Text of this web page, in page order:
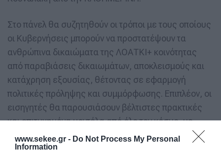
www.sekee.gr - Do Not Process My Personal
Information
Στο πάνελ θα συζητηθούν οι τρόποι με τους οποίους
οι Κυβερνήσεις μπορούν να προστατέψουν τα
ανθρώπινα δικαιώματα της ΛΟΑΤΚΙ+ κοινότητας
από παραβιάσεις δικαιωμάτων, αποκλεισμούς και
κατάχρηση εξουσίας, θέτοντας σε εφαρμογή
πολιτικές πρόληψης και συμμόρφωσης. Επιπλέον, οι
εισηγητές θα παρουσιάσουν βέλτιστες πρακτικές
και επιτυχημένα μοντέλα από όλο τον κόσμο, με
στόχο την ισχυρότερη συνεργασία μεταξύ κρατών
και διεθνών οργανισμών.